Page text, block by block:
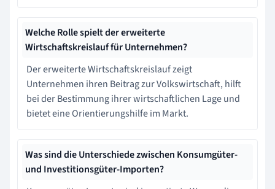
Welche Rolle spielt der erweiterte
Wirtschaftskreislauf für Unternehmen?
Der erweiterte Wirtschaftskreislauf zeigt
Unternehmen ihren Beitrag zur Volkswirtschaft, hilft
bei der Bestimmung ihrer wirtschaftlichen Lage und
bietet eine Orientierungshilfe im Markt.
Was sind die Unterschiede zwischen Konsumgüter-
und Investitionsgüter-Importen?